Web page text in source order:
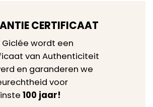
CERTIFICAAT
Giclée wordt een
van Authenticiteit
en garanderen we
voor
100 jaar!